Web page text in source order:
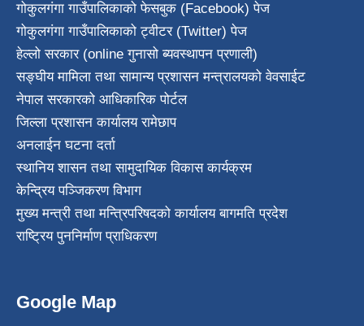
गोकुलगंगा गाउँपालिकाको फेसबुक (Facebook) पेज
गोकुलगंगा गाउँपालिकाको ट्वीटर (Twitter) पेज
हेल्लो सरकार (online गुनासो ब्यवस्थापन प्रणाली)
सङ्घीय मामिला तथा सामान्य प्रशासन मन्त्रालयको वेवसाईट
नेपाल सरकारको आधिकारिक पोर्टल
जिल्ला प्रशासन कार्यालय रामेछाप
अनलाईन घटना दर्ता
स्थानिय शासन तथा सामुदायिक विकास कार्यक्रम
केन्द्रिय पञ्जिकरण विभाग
मुख्य मन्त्री तथा मन्त्रिपरिषदको कार्यालय बागमति प्रदेश
राष्ट्रिय पुननिर्माण प्राधिकरण
Google Map